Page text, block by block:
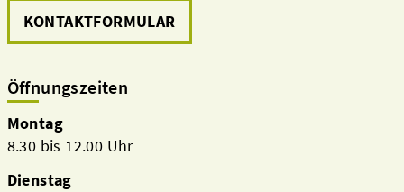
KONTAKTFORMULAR
Öffnungszeiten
Montag
8.30 bis 12.00 Uhr
Dienstag